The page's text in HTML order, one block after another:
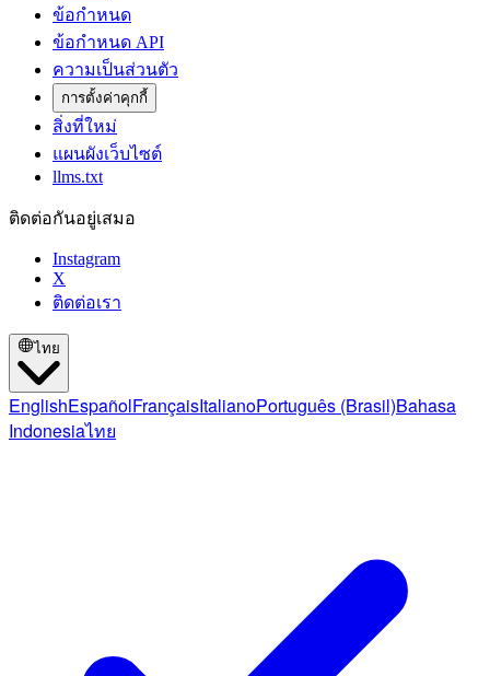
ข้อกำหนด
ข้อกำหนด API
ความเป็นส่วนตัว
การตั้งค่าคุกกี้
สิ่งที่ใหม่
แผนผังเว็บไซต์
llms.txt
ติดต่อกันอยู่เสมอ
Instagram
X
ติดต่อเรา
ไทย
EnglishEspañolFrançaisItalianoPortuguês (Brasil)Bahasa
Indonesiaไทย